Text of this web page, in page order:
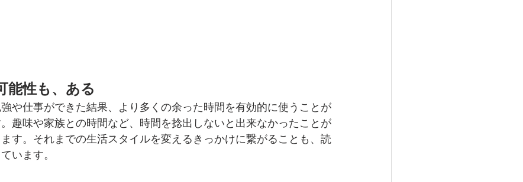
能性も、ある
や仕事ができた結果、より多くの余った時間を有効的に使うことが
趣味や家族との時間など、時間を捻出しないと出来なかったことが
す。それまでの生活スタイルを変えるきっかけに繋がることも、読
います。